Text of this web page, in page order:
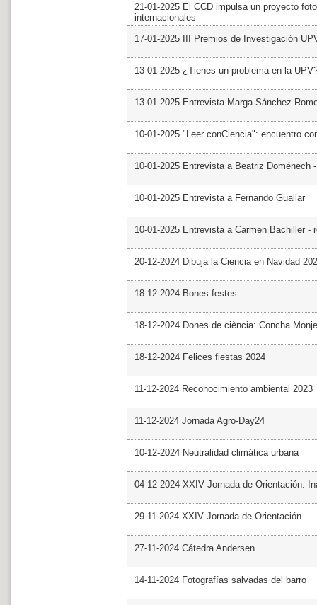
21-01-2025 El CCD impulsa un proyecto
internacionales
17-01-2025 III Premios de Investigación
13-01-2025 ¿Tienes un problema en la
13-01-2025 Entrevista Marga Sánchez
10-01-2025 "Leer conCiencia": encuentro
10-01-2025 Entrevista a Beatriz Doménech
10-01-2025 Entrevista a Fernando Guallar
10-01-2025 Entrevista a Carmen Bachiller -
20-12-2024 Dibuja la Ciencia en Navidad
18-12-2024 Bones festes
18-12-2024 Dones de ciència: Concha Monje
18-12-2024 Felices fiestas 2024
11-12-2024 Reconocimiento ambiental 2023
11-12-2024 Jornada Agro-Day24
10-12-2024 Neutralidad climática urbana
04-12-2024 XXIV Jornada de Orientación.
29-11-2024 XXIV Jornada de Orientación
27-11-2024 Cátedra Andersen
14-11-2024 Fotografías salvadas del barro